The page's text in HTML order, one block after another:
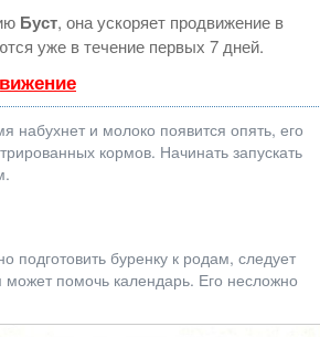
Буст, она ускоряет продвижение в
уже в течение первых 7 дней.
набухнет и молоко появится опять, его
кормов. Начинать запускать
подготовить буренку к родам, следует
помочь календарь. Его несложно